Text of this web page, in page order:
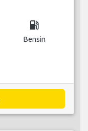
local_gas_station
Bensin